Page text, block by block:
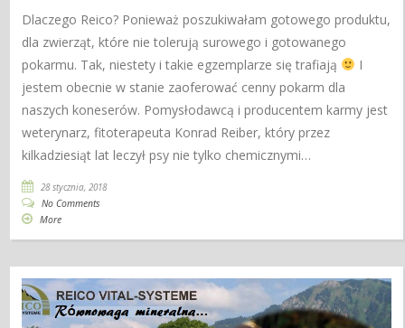
Dlaczego Reico? Ponieważ poszukiwałam gotowego produktu,
dla zwierząt, które nie tolerują surowego i gotowanego
pokarmu. Tak, niestety i takie egzemplarze się trafiają
I
jestem obecnie w stanie zaoferować cenny pokarm dla
naszych koneserów. Pomysłodawcą i producentem karmy jest
weterynarz, fitoterapeuta Konrad Reiber, który przez
kilkadziesiąt lat leczył psy nie tylko chemicznymi…
28 stycznia, 2018
No Comments
More